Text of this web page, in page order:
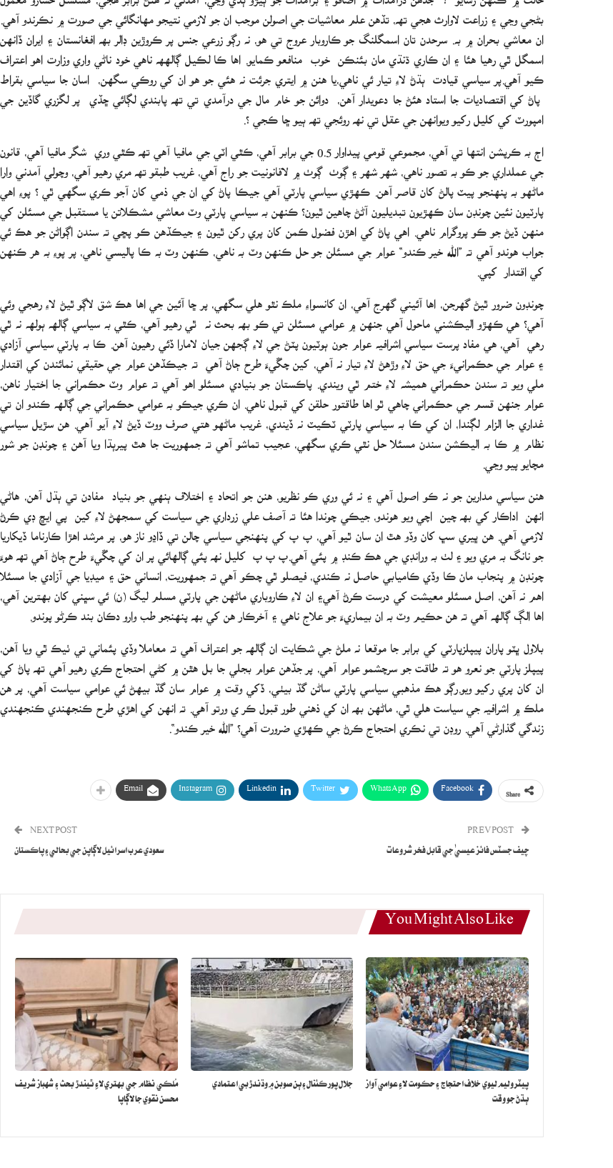
بڻجي وڃي ۽ زراعت لاوارث ھجي تھ، تڏهن علم معاشيات جي اصولن موجب ان جو لازمي نتيجو مهانگائي جي صورت ۾ نڪرندو آهي.
ان معاشي بحران ۾ به. سرحدن تان اسمگلنگ جو ڪاروبار عروج تي هو، نه رڳو زرعي جنس پر ڪروڙين ڊالر بھ افغانستان ۽ ايران ڏانهن
اسمگل ٿي رهيا هئا ۽ ان ڪاري ڌنڌي مان بئنڪن خوب منافعو ڪمايو. اھا ڪا لڪيل ڳالھھ ناھي خود ناڻي واري وزارت اھو اعتراف
ڪيو آھي.پر سياسي قيادت ٻڌڻ لاءِ تيار ئي ناھي،يا هنن ۾ ايتري جرئت نه هئي جو هو ان کي روڪي سگهن، اسان جا سياسي بقراط
پاڻ کي اقتصاديات جا استاد ھئڻ جا دعويدار آھن، دوائن جو خام مال جي درآمدي تي تھ پابندي لڳائي ڇڏي پر لگزري گاڏين جي
امپورٽ کي کليل رکيو ويوانھن جي عقل تي نھ روئجي تھ ٻيو ڇا ڪجي ؟.
اڄ به ڪرپشن انتها تي آهي، مجموعي قومي پيداوار 0.5 جي برابر آهي، ڪٿي اٽي جي مافيا آهي تھ ڪٿي وري شگر مافيا آهي، قانون
جي عملداري جو ڪو به تصور ناهي، شهر شھر ۽ ڳوٺ ڳوٺ ۾ لاقانونيت جو راج آهي، غريب طبقو تھ مري رهيو آهي، وچولي آمدني وارا
ماڻهو به پنهنجو پيٽ پالڻ کان قاصر آهن. ڪهڙي سياسي پارٽي آھي جيڪا پاڻ کي ان جي ذمي کان آجو ڪري سگهي ٿي ؟ پوءِ اهي
پارٽيون نئين چونڊن سان ڪهڙيون تبديليون آڻڻ چاهين ٿيون؟ ڪنهن به سياسي پارٽي وٽ معاشي مشڪلاتن يا مستقبل جي مسئلن کي
منهن ڏيڻ جو ڪو پروگرام ناهي. اھي پاڻ کي اهڙن فضول ڪمن کان پري رکن ٿيون ۽ جيڪڏهن ڪو پڇي ته سندن اڳواڻن جو هڪ ئي
جواب هوندو آهي ته ”الله خير ڪندو“ عوام جي مسئلن جو حل ڪنهن وٽ به ناهي، ڪنهن وٽ به ڪا پاليسي ناهي، پر پوءِ به هر ڪنھن
کي اقتدار کپي.
چونڊون ضرور ٿيڻ گهرجن، اها آئيني گهرج آهي، ان کانسواءِ ملڪ نٿو هلي سگهي، پر ڇا آئين جي اها هڪ شق لاڳو ٿيڻ لاءِ رهجي وئي
آهي؟ هي ڪهڙو اليڪشني ماحول آهي جنهن ۾ عوامي مسئلن تي ڪو بھ بحث نه ٿي رھيو آهي، ڪٿي به سياسي ڳالهه ٻولهه نه ٿي
رھي آهي، هي مفاد پرست سياسي اشرافيه عوام جون ٻوٽيون پٽڻ جي لاءِ ڳجھن جيان لامارا ڏئي رھيون آھن. ڪا به پارٽي سياسي آزادي
۽ عوام جي حڪمرانيءَ جي حق لاءِ وڙهڻ لاءِ تيار نه آهي، کين چڱيءَ طرح ڄاڻ آھي ته جيڪڏهن عوام جي حقيقي نمائندن کي اقتدار
ملي ويو ته سندن حڪمراني هميشه لاءِ ختم ٿي ويندي. پاڪستان جو بنيادي مسئلو اهو آهي ته عوام وٽ حڪمراني جا اختيار ناهن،
عوام جنهن قسم جي حڪمراني چاهي ٿو اها طاقتور حلقن کي قبول ناهي. ان ڪري جيڪو به عوامي حڪمراني جي ڳالهه ڪندو ان تي
غداري جا الزام لڳندا، ان کي ڪا به سياسي پارٽي ٽڪيٽ نه ڏيندي، غريب ماڻهو هتي صرف ووٽ ڏيڻ لاءِ آيو آهي. هن سڙيل سياسي
نظام ۾ ڪا به اليڪشن سندن مسئلا حل نٿي ڪري سگهي، عجيب تماشو آهي ته جمهوريت جا هٿ پيرٻڌا ويا آهن ۽ چونڊن جو شور
مچايو پيو وڃي.
هنن سياسي مدارين جو نه ڪو اصول آهي ۽ نه ئي وري ڪو نظريو، هنن جو اتحاد ۽ اختلاف ٻنھي جو بنياد مفادن تي ٻڌل آهن، هاڻي
انھن اداڪار کي بھ چين اچي ويو ھوندو، جيڪي چوندا هئا ته آصف علي زرداري جي سياست کي سمجهڻ لاءِ کين پي ايڇ ڊي ڪرڻ
لازمي آھي. هن ڀيري سڀ کان وڏو هٿ ان سان ٿيو آهي، پ پ کي پنهنجي سياسي چالن تي ڏاڍو ناز هو، پر مرشد اهڙا ڪارناما ڏيکاريا
جو نانگ به مري ويو ۽ لٺ به ورانڊي جي هڪ ڪنڊ ۾ پئي آهي.پ پ پ کليل نھ پئي ڳالهائي پر ان کي چڱيءَ طرح ڄاڻ آھي تھ هوءَ
چونڊن ۾ پنجاب مان ڪا وڏي ڪاميابي حاصل نه ڪندي، فيصلو ٿي چڪو آھي ته جمهوريت، انساني حق ۽ ميڊيا جي آزادي جا مسئلا
اهم نه آهن، اصل مسئلو معيشت کي درست ڪرڻ آھي۽ ان لاءِ ڪاروباري ماڻهن جي پارٽي مسلم ليگ (ن) ئي سڀني کان بهترين آهي،
اها الڳ ڳالهه آهي ته هن حڪيم وٽ به ان بيماريءَ جو علاج ناهي ۽ آخرڪار هن کي بھ پنھنجو طب وارو دڪان بند ڪرڻو پوندو.
بلاول ڀٽو پاران پيپلزپارٽي کي برابر جا موقعا نه ملڻ جي شڪايت ان ڳالهه جو اعتراف آهي ته معاملا وڏي پئماني تي ٺيڪ ٿي ويا آهن،
پيپلز پارٽي جو نعرو هو ته طاقت جو سرچشمو عوام آهي، پر جڏهن عوام بجلي جا بل ھٿن ۾ کڻي احتجاج ڪري رهيو آھي تھ پاڻ کي
ان کان پري رکيو ويو.رڳو هڪ مذهبي سياسي پارٽي ساڻن گڏ بيٺي، ڏکي وقت ۾ عوام سان گڏ بيهڻ ئي عوامي سياست آهي، پر هن
ملڪ ۾ اشرافيه جي سياست هلي ٿي، ماڻهن بھ ان کي ذهني طور قبول ڪر ي ورتو آھي. ته انھن کي اهڙي طرح ڪنجھندي ڪنجھندي
زندگي گذارڻي آهي. روڊن تي نڪري احتجاج ڪرڻ جي ڪهڙي ضرورت آهي؟ ”الله خير ڪندو“.
Facebook
WhatsApp
Twitter
Linkedin
Instagram
Email
چيف جسٽس فائز عيسيٰ جي قابل فخر شروعات
NEXT POST
سعودي عرب اسرائيل لاڳاپن جي بحالي ۽ پاڪستان
You Might Also Like
پيٽروليم ليوي خلاف احتجاج ۽ حڪومت لاءِ عوامي آواز
ٻڌڻ جو وقت
جلال پور ڪئنال ۽ ٻن صوبن ۾ وڌندڙ بي اعتمادي
مُلڪي نظام جي بهتري لاءِ ٿيندڙ بحث ۽ شهباز شريف
محسن نقوي جا لاڳاپا